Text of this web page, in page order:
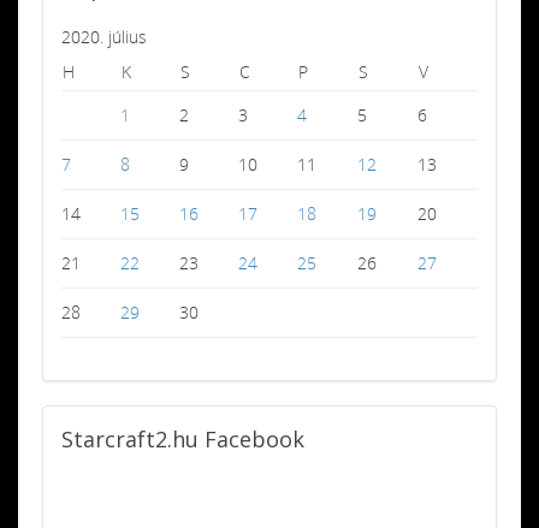
2020. július
H
K S C P S
V
1
2 3 4 5 6
7 8 9 10 11 12 13
14 15 16 17 18 19 20
21 22 23 24 25 26 27
28 29 30
Starcraft2.hu Facebook